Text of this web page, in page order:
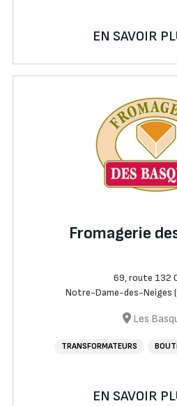
EN SAVOIR
Fromagerie
69, route 132
Notre-Dame-des-Neiges
Les
TRANSFORMATEURS
EN SAVOIR